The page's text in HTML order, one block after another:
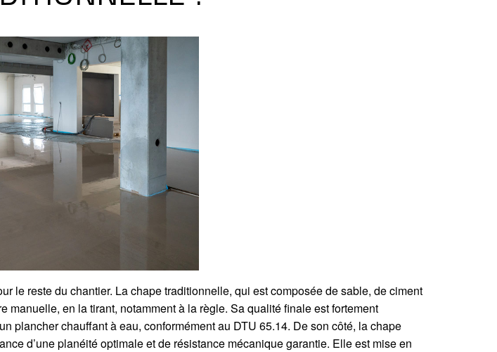
le reste du chantier. La chape traditionnelle, qui est composée de sable, de ciment
en la tirant, notamment à la règle. Sa qualité finale est fortement
plancher chauffant à eau, conformément au DTU 65.14. De son côté, la chape
d’une planéité optimale et de résistance mécanique garantie. Elle est mise en